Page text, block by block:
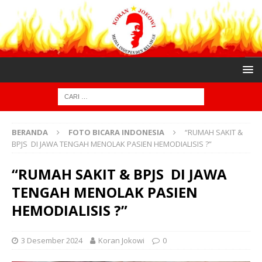
BERANDA FOTO BICARA INDONESIA
“RUMAH SAKIT &
BPJS DI JAWA TENGAH MENOLAK PASIEN HEMODIALISIS ?”
“RUMAH SAKIT & BPJS DI JAWA
TENGAH MENOLAK PASIEN
HEMODIALISIS ?”
3 Desember 2024 Koran Jokowi 0